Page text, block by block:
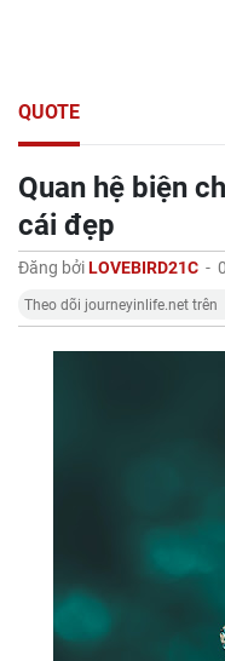
QUOTE
Quan hệ biện
cái đẹp
Đăng bởiLOVEBIRD21C -
Theo dõi journeyinlife.net trên